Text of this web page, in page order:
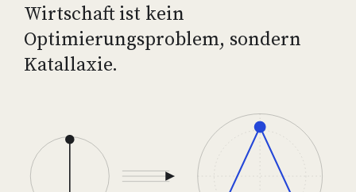
Wirtschaft ist kein
Optimierungsproblem, sondern
Katallaxie.